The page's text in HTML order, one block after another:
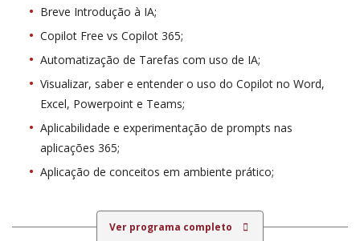
Breve Introdução à IA;
Copilot Free vs Copilot 365;
Automatização de Tarefas com uso de IA;
Visualizar, saber e entender o uso do Copilot no Word,
Excel, Powerpoint e Teams;
Aplicabilidade e experimentação de prompts nas
aplicações 365;
Aplicação de conceitos em ambiente prático;
Ver programa completo